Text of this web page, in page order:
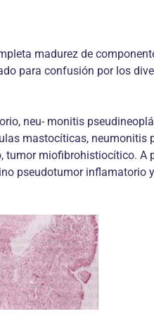
madurez de
para confusión por los
neu- monitis
mastocíticas, neumonitis
miofibrohistiocítico. A
pseudotumor